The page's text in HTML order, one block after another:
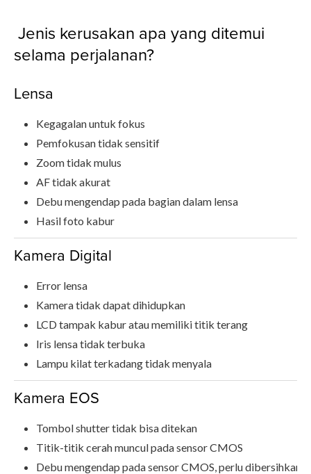
Jenis kerusakan apa yang ditemui
selama perjalanan?
Lensa
Kegagalan untuk fokus
Pemfokusan tidak sensitif
Zoom tidak mulus
AF tidak akurat
Debu mengendap pada bagian dalam lensa
Hasil foto kabur
Kamera Digital
Error lensa
Kamera tidak dapat dihidupkan
LCD tampak kabur atau memiliki titik terang
Iris lensa tidak terbuka
Lampu kilat terkadang tidak menyala
Kamera EOS
Tombol shutter tidak bisa ditekan
Titik-titik cerah muncul pada sensor CMOS
Debu mengendap pada sensor CMOS, perlu dibersihkan